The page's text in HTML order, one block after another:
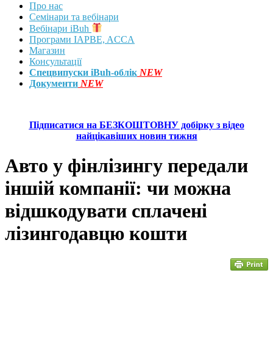
Про нас
Семінари та вебінари
Вебінари iBuh
Програми IAPBE, ACCA
Магазин
Консультації
Спецвипуски iBuh-облік NEW
Документи NEW
Підписатися на БЕЗКОШТОВНУ добірку з відео
найцікавіших новин тижня
Авто у фінлізингу передали
іншій компанії: чи можна
відшкодувати сплачені
лізингодавцю кошти